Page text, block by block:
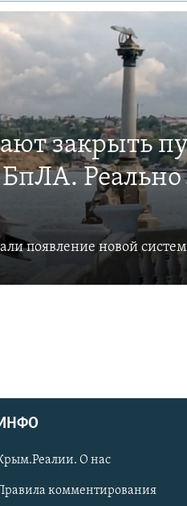
закрыть
Реально
появление новой
О нас
комментирования